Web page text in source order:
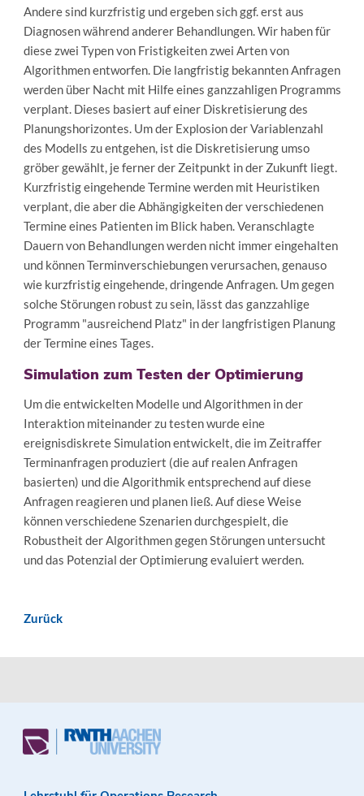
Andere sind kurzfristig und ergeben sich ggf. erst aus
Diagnosen während anderer Behandlungen. Wir haben für
diese zwei Typen von Fristigkeiten zwei Arten von
Algorithmen entworfen. Die langfristig bekannten Anfragen
werden über Nacht mit Hilfe eines ganzzahligen Programms
verplant. Dieses basiert auf einer Diskretisierung des
Planungshorizontes. Um der Explosion der Variablenzahl
des Modells zu entgehen, ist die Diskretisierung umso
gröber gewählt, je ferner der Zeitpunkt in der Zukunft liegt.
Kurzfristig eingehende Termine werden mit Heuristiken
verplant, die aber die Abhängigkeiten der verschiedenen
Termine eines Patienten im Blick haben. Veranschlagte
Dauern von Behandlungen werden nicht immer eingehalten
und können Terminverschiebungen verursachen, genauso
wie kurzfristig eingehende, dringende Anfragen. Um gegen
solche Störungen robust zu sein, lässt das ganzzahlige
Programm "ausreichend Platz" in der langfristigen Planung
der Termine eines Tages.
Simulation zum Testen der Optimierung
Um die entwickelten Modelle und Algorithmen in der
Interaktion miteinander zu testen wurde eine
ereignisdiskrete Simulation entwickelt, die im Zeitraffer
Terminanfragen produziert (die auf realen Anfragen
basierten) und die Algorithmik entsprechend auf diese
Anfragen reagieren und planen ließ. Auf diese Weise
können verschiedene Szenarien durchgespielt, die
Robustheit der Algorithmen gegen Störungen untersucht
und das Potenzial der Optimierung evaluiert werden.
Zurück